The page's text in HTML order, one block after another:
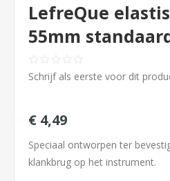
LefreQue
55mm
Schrijf als eerste voor dit
€ 4,49
Speciaal ontworpen ter
klankbrug op het instrument.